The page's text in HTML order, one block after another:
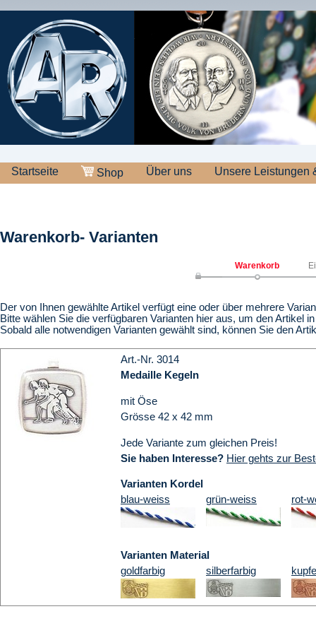
Startseite Shop Über uns Unsere Leistungen
Warenkorb- Varianten
Warenkorb
Der von Ihnen gewählte Artikel verfügt eine oder über mehrere
Bitte wählen Sie die verfügbaren Varianten hier aus, um den Artikel
Sobald alle notwendigen Varianten gewählt sind, können Sie den
Art.-Nr. 3014
Medaille Kegeln
mit Öse
Grösse 42 x 42 mm
Jede Variante zum gleichen Preis!
Sie haben Interesse? Hier gehts zur
Varianten Kordel
blau-weiss
grün-weiss rot-
Varianten Material
goldfarbig
silberfarbig